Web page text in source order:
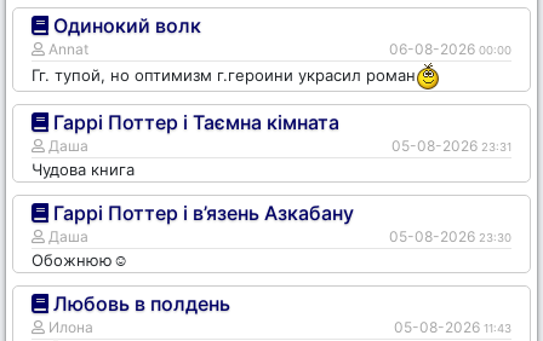
Одинокий волк
Annat 06-08-2026 00:00
Гг. тупой, но оптимизм г.героини украсил роман
Гаррі Поттер і Таємна кімната
Даша 05-08-2026 23:31
Чудова книга
Гаррі Поттер і в’язень Азкабану
Даша 05-08-2026 23:30
Обожнюю☺️
Любовь в полдень
Илона 05-08-2026 11:43